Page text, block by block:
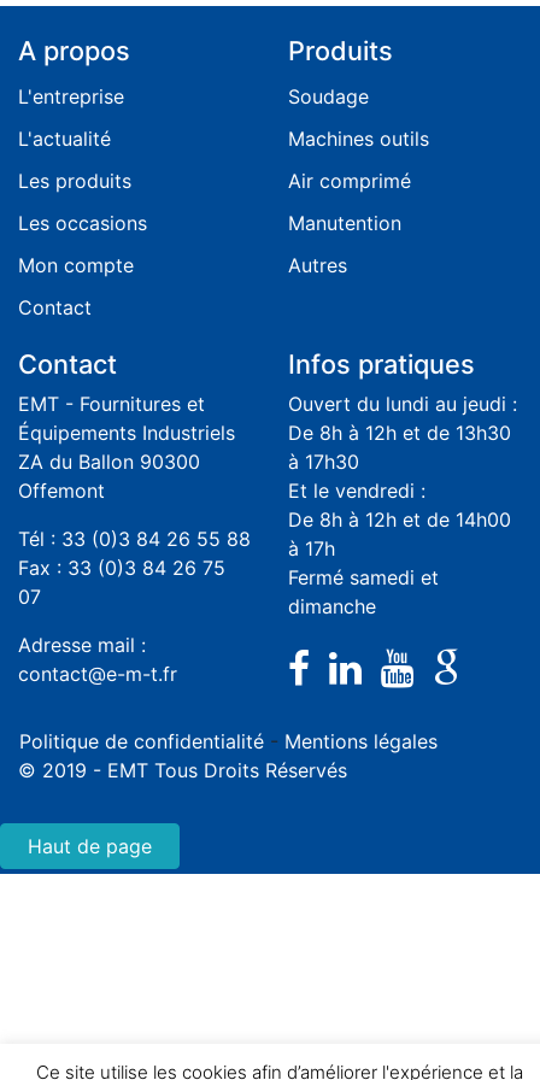
A propos
L'entreprise
L'actualité
Les produits
Les occasions
Mon compte
Contact
Produits
Soudage
Machines outils
Air comprimé
Manutention
Autres
Contact
EMT - Fournitures et
Équipements Industriels
ZA du Ballon 90300
Offemont
Tél : 33 (0)3 84 26 55 88
Fax : 33 (0)3 84 26 75
07
Adresse mail :
contact@e-m-t.fr
Infos pratiques
Ouvert du lundi au jeudi :
De 8h à 12h et de 13h30
à 17h30
Et le vendredi :
De 8h à 12h et de 14h00
à 17h
Fermé samedi et
dimanche
Politique de confidentialité - Mentions légales
© 2019 - EMT Tous Droits Réservés
Haut de page
Ce site utilise les cookies afin d’améliorer l'expérience et la